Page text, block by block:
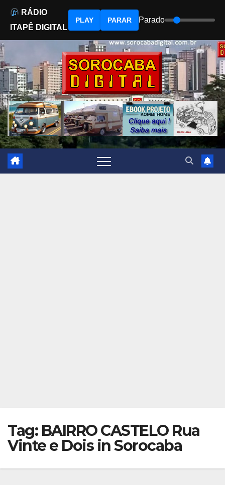
to
content
Tag: BAIRRO CASTELO Rua
Vinte e Dois in Sorocaba
RÁDIO
ITAPÊ DIGITAL
PLAY PARAR Parado